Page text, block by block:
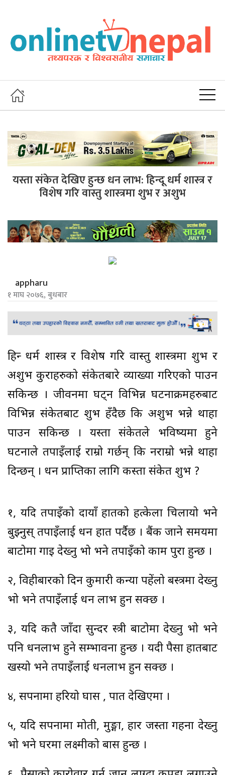
यस्ता संकेत देखिए हुन्छ धन लाभ: हिन्दू धर्म शास्त्र र
विशेष गरि वास्तु शास्त्रमा शुभ र अशुभ
appharu
१ माघ २०७६, बुधबार
हिन्दू धर्म शास्त्र र विशेष गरि वास्तु शास्त्रमा शुभ र
अशुभ कुराहरुको संकेतबारे व्याख्या गरिएको पाउन
सकिन्छ । जीवनमा घट्न विभिन्न घटनाक्रमहरुबाट
विभिन्न संकेतबाट शुभ हँदैछ कि अशुभ भन्ने थाहा
पाउन सकिन्छ । यस्ता संकेतले भविष्यमा हुने
घटनाले तपाइँलाई राम्रो गर्छन् कि नराम्रो भन्ने थाहा
दिन्छन् । धन प्राप्तिका लागि कस्ता संकेत शुभ ?
१, यदि तपाइँको दायाँ हातको हत्केला चिलायो भने
बुझ्नुस् तपाइँलाई धन हात पर्दैछ । बैंक जाने समयमा
बाटोमा गाइ देख्नु भो भने तपाइँको काम पुरा हुन्छ ।
२, विहीबारको दिन कुमारी कन्या पहेंलो बस्त्रमा देख्नु
भो भने तपाइँलाई धन लाभ हुन सक्छ ।
३, यदि कतै जाँदा सुन्दर स्त्री बाटोमा देख्नु भो भने
पनि धनलाभ हुने सम्भावना हुन्छ । यदी पैसा हातबाट
खस्यो भने तपाइँलाई धनलाभ हुन सक्छ ।
४, सपनामा हरियो घास , पात देखिएमा ।
५, यदि सपनामा मोती, मुङ्गा, हार जस्ता गहना देख्नु
भो भने घरमा लक्ष्मीको बास हुन्छ ।